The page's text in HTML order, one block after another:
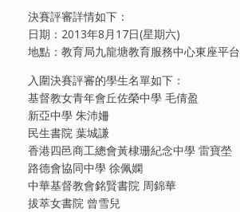
決賽評審詳情如下：
日期：2013年8月17日(星期六)
地點：教育局九龍塘教育服務中心東座平台
入圍決賽評審的學生名單如下：
基督教女青年會丘佐榮中學 毛倩盈
新亞中學 朱沛姍
民生書院 葉城謙
香港四邑商工總會黃棣珊紀念中學 雷寶塋
路德會協同中學 徐佩嫻
中華基督教會銘賢書院 周錦華
拔萃女書院 曾雪兒